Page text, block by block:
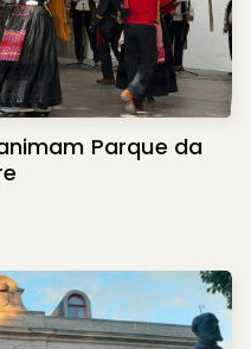
Parque da